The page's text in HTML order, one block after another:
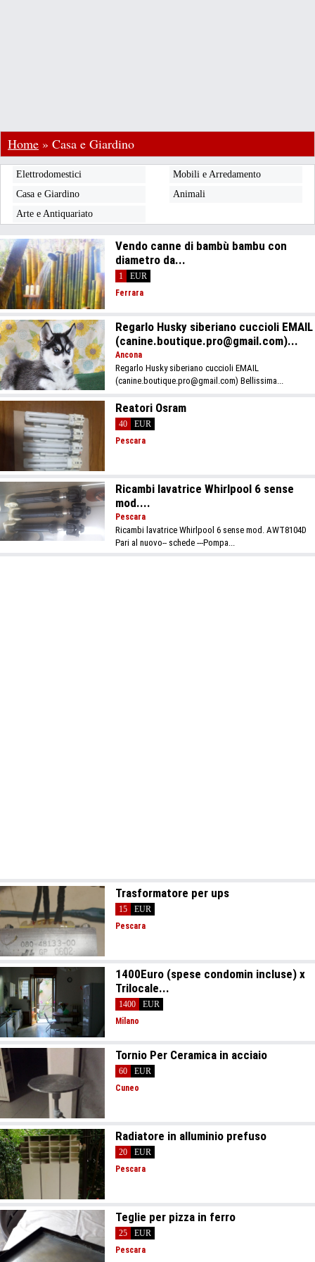
Home » Casa e Giardino
Elettrodomestici
Mobili e Arredamento
Casa e Giardino
Animali
Arte e Antiquariato
Vendo canne di bambù bambu con
diametro da...
1
EUR
Ferrara
Regarlo Husky siberiano cuccioli EMAIL
(canine.boutique.pro@gmail.com)...
Ancona
Regarlo Husky siberiano cuccioli EMAIL
(canine.boutique.pro@gmail.com) Bellissima...
Reatori Osram
40
EUR
Pescara
Ricambi lavatrice Whirlpool 6 sense
mod....
Pescara
Ricambi lavatrice Whirlpool 6 sense mod. AWT8104D
Pari al nuovo-- schede ---Pompa...
Trasformatore per ups
15
EUR
Pescara
1400Euro (spese condomin incluse) x
Trilocale...
1400
EUR
Milano
Tornio Per Ceramica in acciaio
60
EUR
Cuneo
Radiatore in alluminio prefuso
20
EUR
Pescara
Teglie per pizza in ferro
25
EUR
Pescara